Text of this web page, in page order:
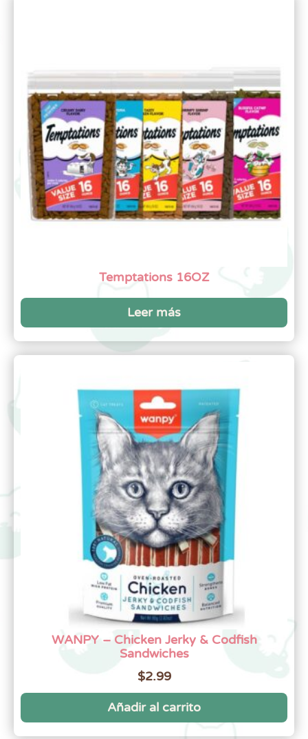
Temptations 16OZ
Leer más
WANPY – Chicken Jerky & Codfish
Sandwiches
$2.99
Añadir al carrito